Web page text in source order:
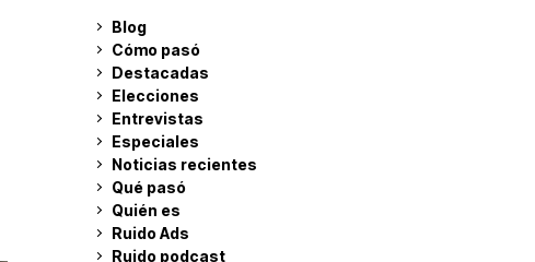
Blog
Cómo pasó
Destacadas
Elecciones
Entrevistas
Especiales
Noticias recientes
Qué pasó
Quién es
Ruido Ads
Ruido podcast